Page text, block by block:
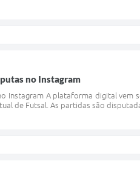
no Instagram
Instagram A plataforma digital
de Futsal. As partidas são